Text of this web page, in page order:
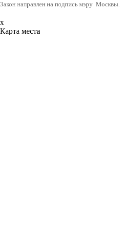
Закон направлен на подпись мэру Москвы.
x
Карта места